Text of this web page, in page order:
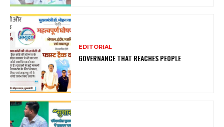
EDITORIAL
GOVERNANCE THAT REACHES PEOPLE